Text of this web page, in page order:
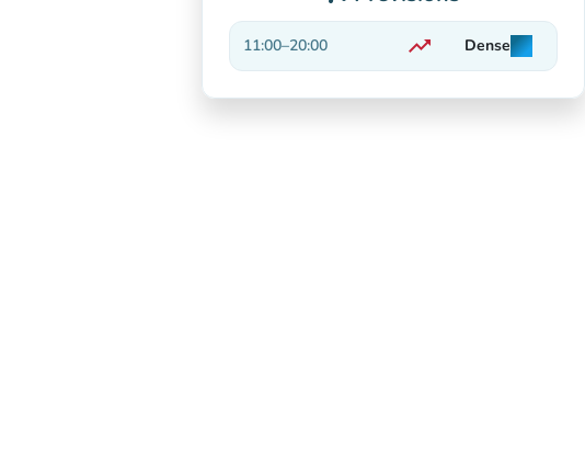
11:00–20:00 trending_up
En hausse
Denseman
man
man